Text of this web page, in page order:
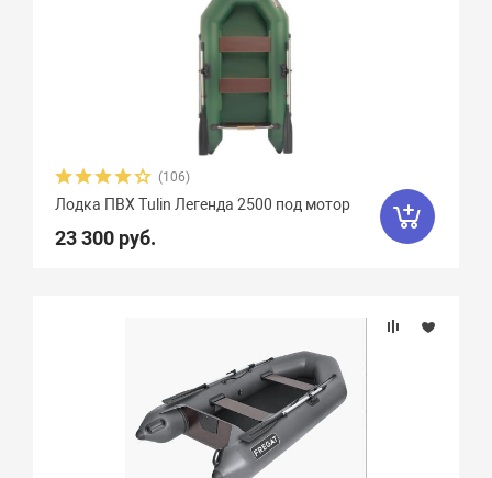
(106)
Лодка ПВХ Tulin Легенда 2500 под мотор
23 300 руб.